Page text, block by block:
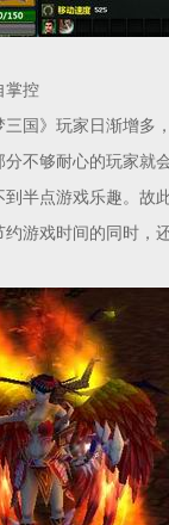
控
》玩家日渐增多
不够耐心的玩家就
半点游戏乐趣。故
游戏时间的同时，